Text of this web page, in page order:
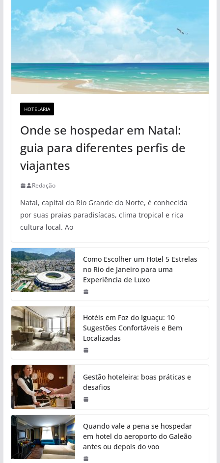
HOTELARIA
Onde se hospedar em Natal:
guia para diferentes perfis de
viajantes
Redação
Natal, capital do Rio Grande do Norte, é conhecida
por suas praias paradisíacas, clima tropical e rica
cultura local. Ao
Como Escolher um Hotel 5 Estrelas
no Rio de Janeiro para uma
Experiência de Luxo
Hotéis em Foz do Iguaçu: 10
Sugestões Confortáveis e Bem
Localizadas
Gestão hoteleira: boas práticas e
desafios
Quando vale a pena se hospedar
em hotel do aeroporto do Galeão
antes ou depois do voo